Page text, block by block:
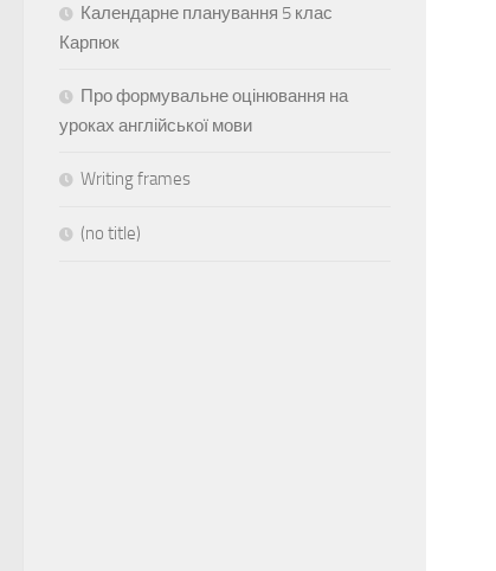
Календарне планування 5 клас
Карпюк
Про формувальне оцінювання на
уроках англійської мови
Writing frames
(no title)